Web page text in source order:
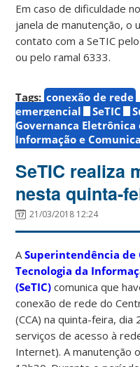
Em caso de dificuldade
janela de manutenção, o
contato com a SeTIC
ou pelo ramal 6333.
Tags: conexão de rede
emergencial
SeTIC
Governança Eletrônica
Informação e
SeTIC realiza
nesta quinta-
21/03/2018 12:24
ASuperintendência de
Tecnologia da
(SeTIC) comunica que
conexão de rede do
(CCA) na quinta-feira,
serviços de acesso à
Internet). A manutenção